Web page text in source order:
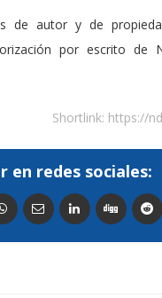
de autor y de
por escrito de
Shortlink: https://
en redes sociales: